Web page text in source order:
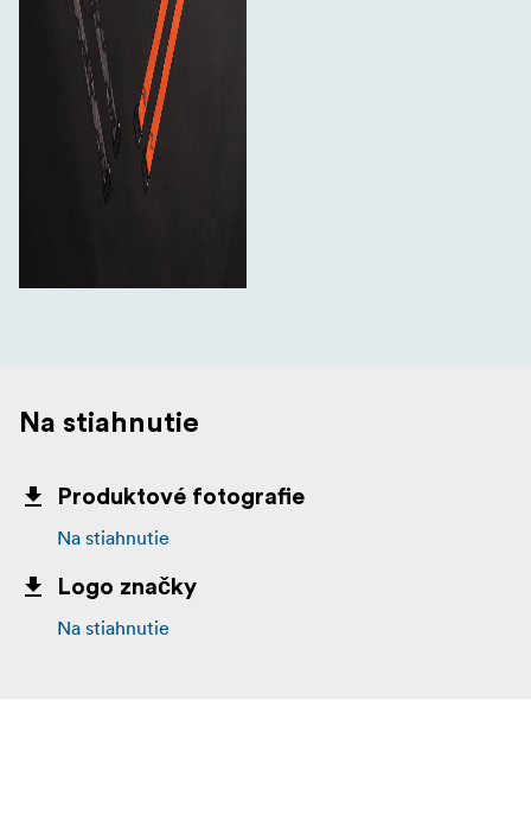
Na stiahnutie
Produktové fotografie
Na stiahnutie
Logo značky
Na stiahnutie